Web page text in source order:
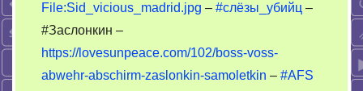
File:Sid_vicious_madrid.jpg – #слёзы_убийц –
#Заслонкин –
https://lovesunpeace.com/102/boss-voss-
abwehr-abschirm-zaslonkin-samoletkin – #AFS